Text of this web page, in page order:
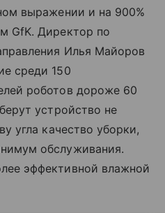
выражении и на 900%
GfK. Директор по
Илья Майоров
среди 150
роботов дороже 60
устройство не
угла качество уборки,
обслуживания.
эффективной влажной